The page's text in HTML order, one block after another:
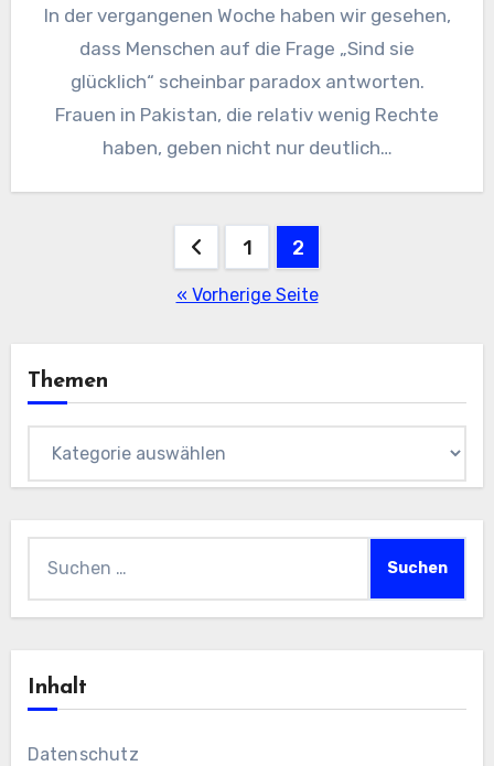
In der vergangenen Woche haben wir gesehen,
dass Menschen auf die Frage „Sind sie
glücklich“ scheinbar paradox antworten.
Frauen in Pakistan, die relativ wenig Rechte
haben, geben nicht nur deutlich…
Seitennummerierung
1 2
« Vorherige Seite
Themen
nach:
Inhalt
Datenschutz